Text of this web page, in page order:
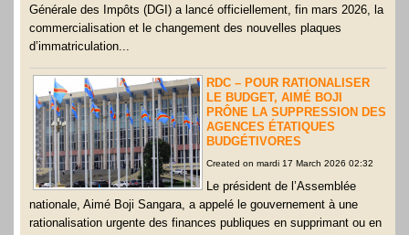
Générale des Impôts (DGI) a lancé officiellement, fin mars 2026, la
commercialisation et le changement des nouvelles plaques
d’immatriculation...
RDC – POUR RATIONALISER
LE BUDGET, AIMÉ BOJI
PRÔNE LA SUPPRESSION DES
AGENCES ÉTATIQUES
BUDGÉTIVORES
Created on mardi 17 March 2026 02:32
Le président de l’Assemblée
nationale, Aimé Boji Sangara, a appelé le gouvernement à une
rationalisation urgente des finances publiques en supprimant ou en